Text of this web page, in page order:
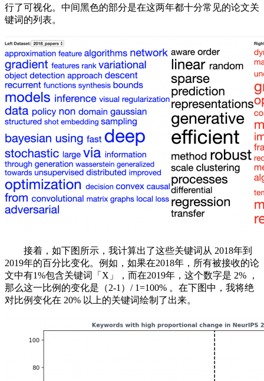
行了可视化。中间黑色的部分是在这两年都十分常见的论文关
键词的列表。
接着，如下图所示，我计算出了这些关键词从 2018年到
2019年的百分比变化。例如，如果在2018年，所有被接收的论
文中有1%包含关键词「X」，而在2019年，这个数字是 2% ，
那么这一比例的变化是（2-1）/ 1=100% 。在下图中，我将绝
对比例变化在 20% 以上的关键词绘制了出来。